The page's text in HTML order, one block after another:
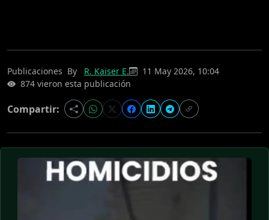
Publicaciones By R. Kaiser E.
11 May 2026, 10:04
874 vieron esta publicación
Compartir: